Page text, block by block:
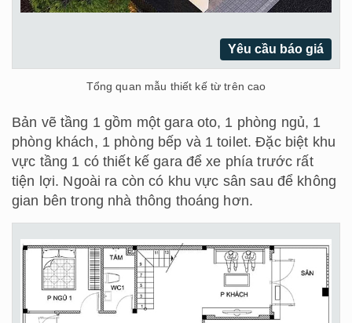
Yêu cầu báo giá
Tổng quan mẫu thiết kế từ trên cao
Bản vẽ tầng 1 gồm một gara oto, 1 phòng ngủ, 1
phòng khách, 1 phòng bếp và 1 toilet. Đặc biệt khu
vực tầng 1 có thiết kế gara để xe phía trước rất
tiện lợi. Ngoài ra còn có khu vực sân sau để không
gian bên trong nhà thông thoáng hơn.